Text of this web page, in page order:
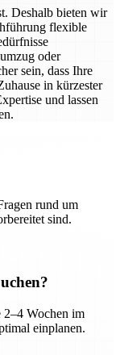
Deshalb bieten wir
flexible
oder
sein, dass Ihre
in kürzester
und lassen
rund um
sind.
2–4 Wochen im
einplanen.